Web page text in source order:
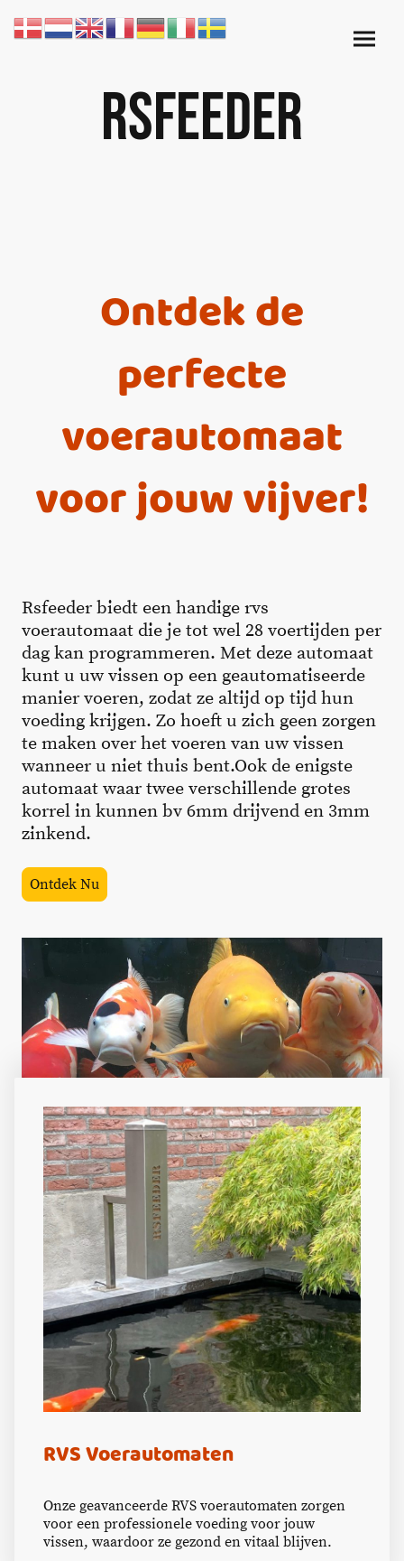
Rsfeeder
Ontdek de
perfecte
voerautomaat
voor jouw vijver!
Rsfeeder biedt een handige rvs
voerautomaat die je tot wel 28 voertijden per
dag kan programmeren. Met deze automaat
kunt u uw vissen op een geautomatiseerde
manier voeren, zodat ze altijd op tijd hun
voeding krijgen. Zo hoeft u zich geen zorgen
te maken over het voeren van uw vissen
wanneer u niet thuis bent.Ook de enigste
automaat waar twee verschillende grotes
korrel in kunnen bv 6mm drijvend en 3mm
zinkend.
Ontdek Nu
RVS Voerautomaten
Onze geavanceerde RVS voerautomaten zorgen
voor een professionele voeding voor jouw
vissen, waardoor ze gezond en vitaal blijven.